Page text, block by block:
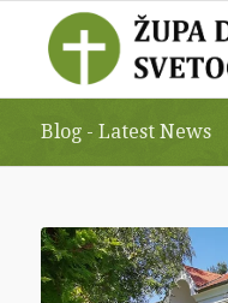
Blog - Latest News